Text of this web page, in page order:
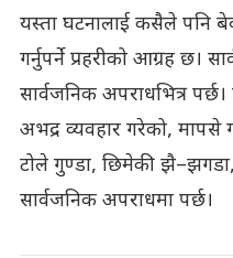
यस्ता घटनालाई कसैले पनि
गर्नुपर्ने प्रहरीको आग्रह छ।
सार्वजनिक अपराधभित्र
अभद्र व्यवहार गरेको, मापसे
टोले गुण्डा, छिमेकी
सार्वजनिक अपराधमा पर्छ।